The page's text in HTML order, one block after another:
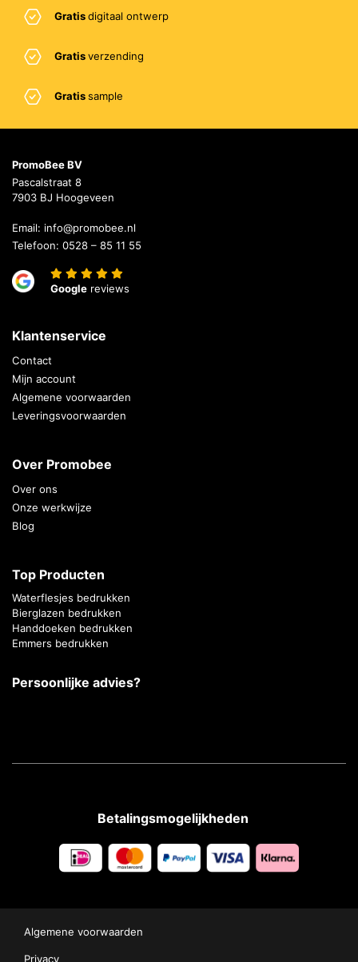
Gratisdigitaal ontwerp
Gratisverzending
Gratissample
PromoBee BV
Pascalstraat 8
7903 BJ Hoogeveen
Email: info@promobee.nl
Telefoon: 0528 – 85 11 55
Google reviews
Klantenservice
Contact
Mijn account
Algemene voorwaarden
Leveringsvoorwaarden
Over Promobee
Over ons
Onze werkwijze
Blog
Top Producten
Waterflesjes bedrukken
Bierglazen bedrukken
Handdoeken bedrukken
Emmers bedrukken
Persoonlijke advies?
Betalingsmogelijkheden
Algemene voorwaarden
Privacy